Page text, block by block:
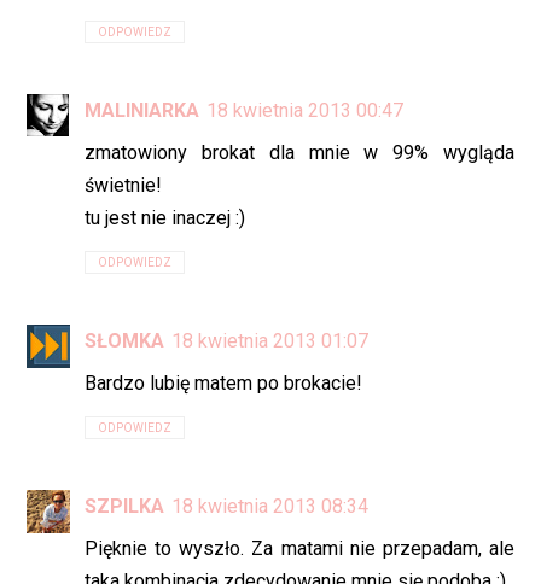
ODPOWIEDZ
MALINIARKA 18 kwietnia 2013 00:47
zmatowiony brokat dla mnie w 99% wygląda
świetnie!
tu jest nie inaczej :)
ODPOWIEDZ
SŁOMKA 18 kwietnia 2013 01:07
Bardzo lubię matem po brokacie!
ODPOWIEDZ
SZPILKA 18 kwietnia 2013 08:34
Pięknie to wyszło. Za matami nie przepadam, ale